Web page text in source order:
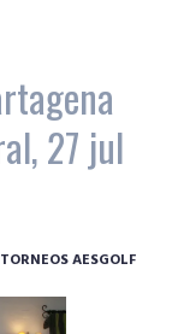
27 jul
TORNEOS AESGOLF